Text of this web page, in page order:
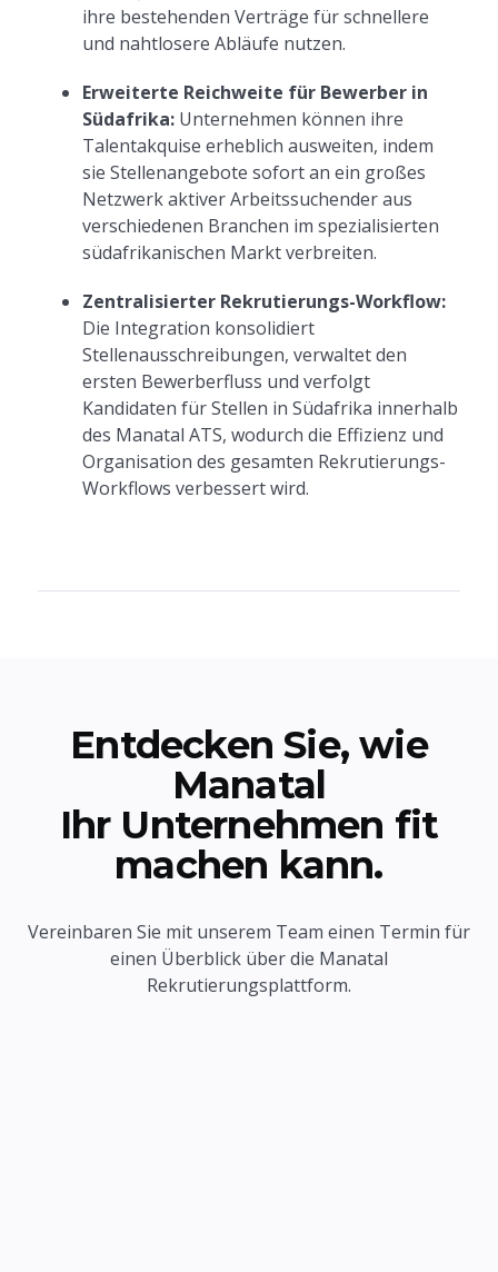
ihre bestehenden Verträge für schnellere
und nahtlosere Abläufe nutzen.
Erweiterte Reichweite für Bewerber in
Südafrika:Unternehmen können ihre
Talentakquise erheblich ausweiten, indem
sie Stellenangebote sofort an ein großes
Netzwerk aktiver Arbeitssuchender aus
verschiedenen Branchen im spezialisierten
südafrikanischen Markt verbreiten.
Zentralisierter Rekrutierungs-Workflow:
Die Integration konsolidiert
Stellenausschreibungen, verwaltet den
ersten Bewerberfluss und verfolgt
Kandidaten für Stellen in Südafrika innerhalb
des Manatal ATS, wodurch die Effizienz und
Organisation des gesamten Rekrutierungs-
Workflows verbessert wird.
Entdecken Sie, wie
Manatal
Ihr Unternehmen fit
machen kann.
Vereinbaren Sie mit unserem Team einen Termin für
einen Überblick über die Manatal
Rekrutierungsplattform.